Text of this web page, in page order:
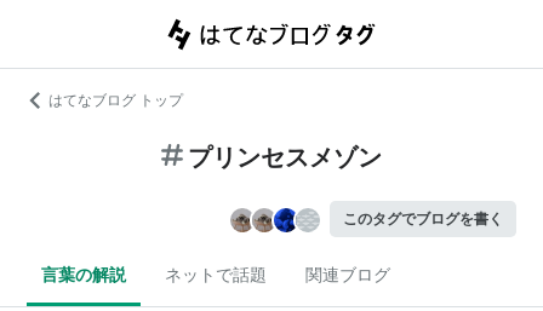
はてなブログ トップ
プリンセスメゾン
このタグでブログを書く
言葉の解説 ネットで話題 関連ブログ